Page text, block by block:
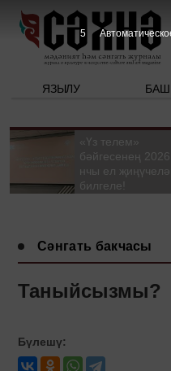
ЯЗЫЛУ БАШ
«Үз телем»
бәйгесенең 2026
нчы ел
билгеле!
Сәнгать бакчасы
Таныйсызмы?
Бүлешү:
4